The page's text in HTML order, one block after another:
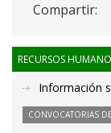
Compartir:
RECURSOS
Información
CONVOCATORIAS